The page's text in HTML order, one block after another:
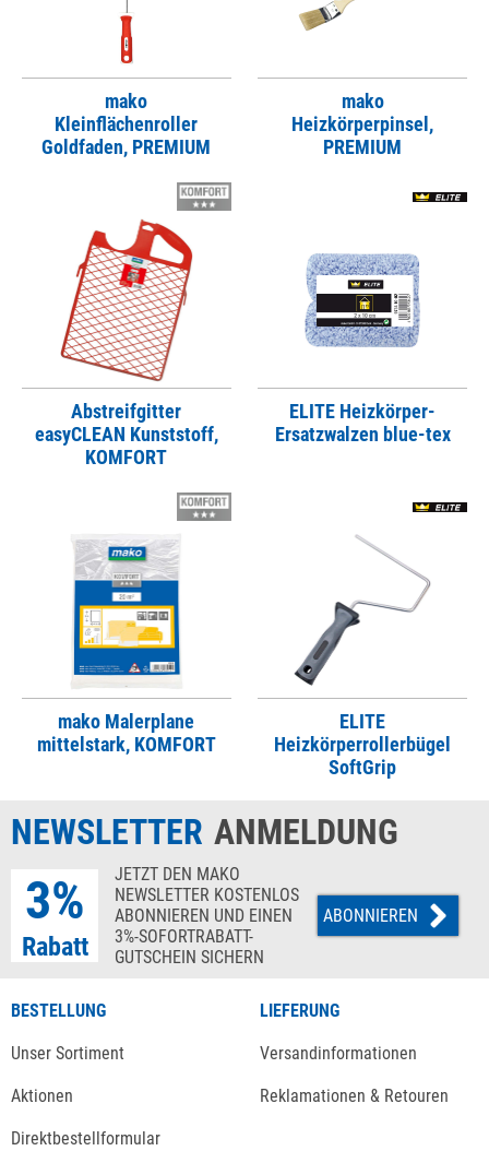
mako
Kleinflächenroller
Goldfaden, PREMIUM
mako
Heizkörperpinsel,
PREMIUM
Abstreifgitter
easyCLEAN Kunststoff,
KOMFORT
ELITE Heizkörper-
Ersatzwalzen blue-tex
mako Malerplane
mittelstark, KOMFORT
ELITE
Heizkörperrollerbügel
SoftGrip
NEWSLETTER ANMELDUNG
3%
Rabatt
JETZT DEN MAKO
NEWSLETTER KOSTENLOS
ABONNIEREN UND EINEN
3%-SOFORTRABATT-
GUTSCHEIN SICHERN
ABONNIEREN
BESTELLUNG
Unser Sortiment
Aktionen
Direktbestellformular
LIEFERUNG
Versandinformationen
Reklamationen & Retouren